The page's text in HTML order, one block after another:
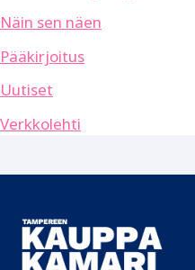
Näin sen näen
Pääkirjoitus
Uutiset
Verkkolehti